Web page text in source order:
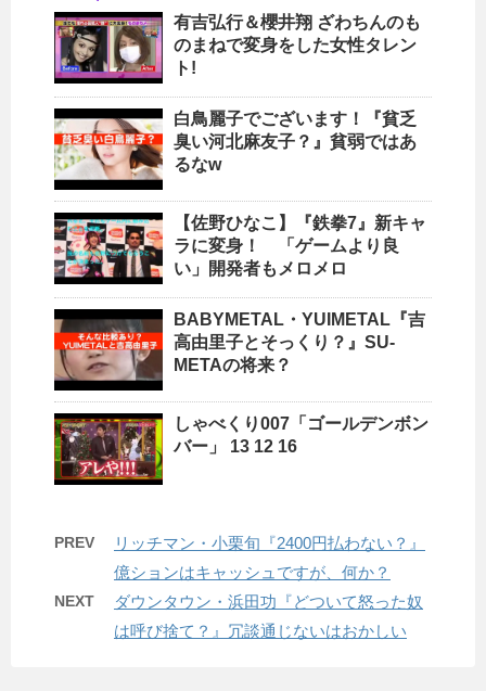
有吉弘行＆櫻井翔 ざわちんのも
のまねで変身をした女性タレン
ト!
白鳥麗子でございます！『貧乏
臭い河北麻友子？』貧弱ではあ
るなw
【佐野ひなこ】『鉄拳7』新キャ
ラに変身！ 「ゲームより良
い」開発者もメロメロ
BABYMETAL・YUIMETAL『吉
高由里子とそっくり？』SU-
METAの将来？
しゃべくり007「ゴールデンボン
バー」 13 12 16
PREV
リッチマン・小栗旬『2400円払わない？』
億ションはキャッシュですが、何か？
NEXT
ダウンタウン・浜田功『どついて怒った奴
は呼び捨て？』冗談通じないはおかしい